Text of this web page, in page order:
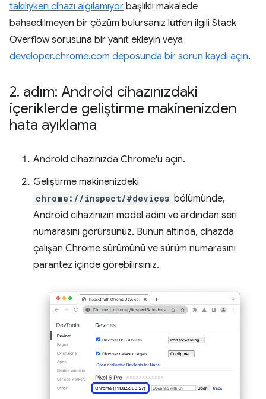
takılıyken cihazı algılamıyor başlıklı makalede
bahsedilmeyen bir çözüm bulursanız lütfen ilgili Stack
Overflow sorusuna bir yanıt ekleyin veya
developer.chrome.com deposunda bir sorun kaydı açın.
2. adım: Android cihazınızdaki
içeriklerde geliştirme makinenizden
hata ayıklama
Android cihazınızda Chrome'u açın.
Geliştirme makinenizdeki
chrome://inspect/#devices bölümünde,
Android cihazınızın model adını ve ardından seri
numarasını görürsünüz. Bunun altında, cihazda
çalışan Chrome sürümünü ve sürüm numarasını
parantez içinde görebilirsiniz.